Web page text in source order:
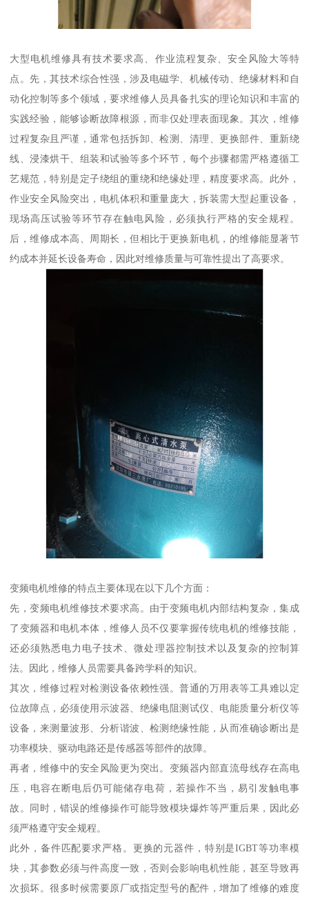
大型电机维修具有技术要求高、作业流程复杂、安全风险大等特
点。先，其技术综合性强，涉及电磁学、机械传动、绝缘材料和自
动化控制等多个领域，要求维修人员具备扎实的理论知识和丰富的
实践经验，能够诊断故障根源，而非仅处理表面现象。其次，维修
过程复杂且严谨，通常包括拆卸、检测、清理、更换部件、重新绕
线、浸漆烘干、组装和试验等多个环节，每个步骤都需严格遵循工
艺规范，特别是定子绕组的重绕和绝缘处理，精度要求高。此外，
作业安全风险突出，电机体积和重量庞大，拆装需大型起重设备，
现场高压试验等环节存在触电风险，必须执行严格的安全规程。
后，维修成本高、周期长，但相比于更换新电机，的维修能显著节
约成本并延长设备寿命，因此对维修质量与可靠性提出了高要求。
变频电机维修的特点主要体现在以下几个方面：
先，变频电机维修技术要求高。由于变频电机内部结构复杂，集成
了变频器和电机本体，维修人员不仅要掌握传统电机的维修技能，
还必须熟悉电力电子技术、微处理器控制技术以及复杂的控制算
法。因此，维修人员需要具备跨学科的知识。
其次，维修过程对检测设备依赖性强。普通的万用表等工具难以定
位故障点，必须使用示波器、绝缘电阻测试仪、电能质量分析仪等
设备，来测量波形、分析谐波、检测绝缘性能，从而准确诊断出是
功率模块、驱动电路还是传感器等部件的故障。
再者，维修中的安全风险更为突出。变频器内部直流母线存在高电
压，电容在断电后仍可能储存电荷，若操作不当，易引发触电事
故。同时，错误的维修操作可能导致模块爆炸等严重后果，因此必
须严格遵守安全规程。
此外，备件匹配要求严格。更换的元器件，特别是IGBT等功率模
块，其参数必须与件高度一致，否则会影响电机性能，甚至导致再
次损坏。很多时候需要原厂或指定型号的配件，增加了维修的难度